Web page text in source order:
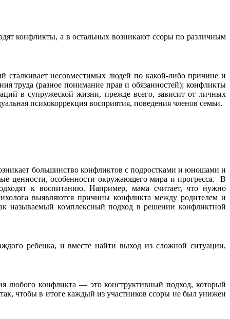
конфликты, а в остальных возникают ссоры по различным
сталкивает несовместимых людей по какой-либо причине и
труда (разное понимание прав и обязанностей); конфликты
в супружеской жизни, прежде всего, зависит от личных
психокоррекция восприятия, поведения членов семьи.
большинство конфликтов с подростками и юношами и
ценности, особенности окружающего мира и прогресса. В
к воспитанию. Например, мама считает, что нужно
выявляются причины конфликта между родителем и
называемый комплексный подход в решении конфликтной
ребенка, и вместе найти выход из сложной ситуации,
любого конфликта — это конструктивный подход, который
чтобы в итоге каждый из участников ссоры не был унижен